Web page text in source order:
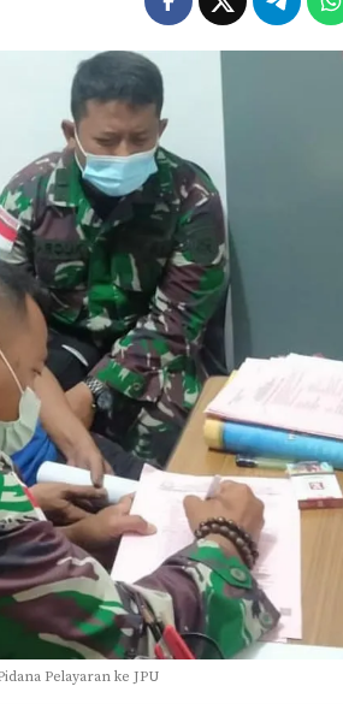
Pelayaran ke JPU